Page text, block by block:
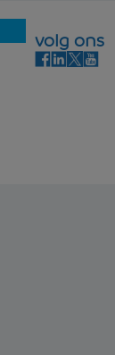
volg ons